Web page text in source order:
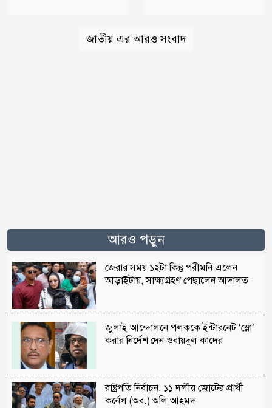
জাতীয় এর আরও সংবাদ
আরও পড়ুন
জেরার সময় ১২টা কিন্তু পরীমনি এলেন
আড়াইটায়, সাক্ষ্যগ্রহণ পেছালেন আদালত
জুলাই আন্দোলনে পলককে ইন্টারনেট ‘স্লো’
করার নির্দেশ দেন ওবায়দুল কাদের
রাষ্ট্রপতি নির্বাচন: ১১ দলীয় জোটের প্রার্থী
কর্নেল (অব.) অলি আহমদ